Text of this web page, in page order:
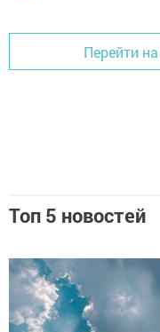
Перейти
Топ 5 новостей